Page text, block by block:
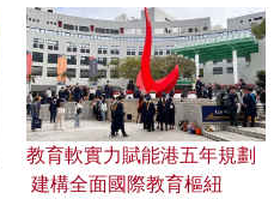
教育軟實力賦能港五年規劃
建構全面國際教育樞紐